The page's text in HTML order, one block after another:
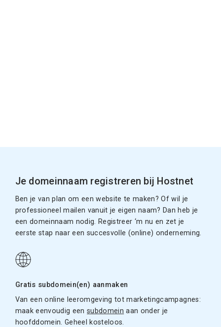
Je domeinnaam registreren bij Hostnet
Ben je van plan om een website te maken? Of wil je
professioneel mailen vanuit je eigen naam? Dan heb je
een domeinnaam nodig. Registreer ‘m nu en zet je
eerste stap naar een succesvolle (online) onderneming.
Gratis subdomein(en) aanmaken
Van een online leeromgeving tot marketingcampagnes:
maak eenvoudig eensubdomein aan onder je
hoofddomein. Geheel kosteloos.